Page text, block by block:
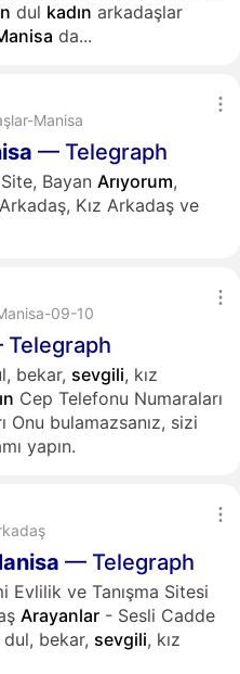
dul kadın arkadaşlar
da...
Manisa
— Telegraph
Bayan Arıyorum,
Kız Arkadaş ve
09-10
bekar, sevgili, kız
Cep Telefonu Numaraları
Onu bulamazsanız, sizi
yapın.
— Telegraph
Evlilik ve Tanışma Sitesi
Arayanlar - Sesli Cadde
bekar, sevgili, kız